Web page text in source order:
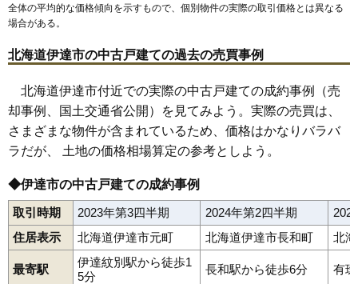
全体の平均的な価格傾向を示すもので、個別物件の実際の取引価格とは異なる
場合がある。
北海道伊達市の中古戸建ての過去の売買事例
北海道伊達市付近での実際の中古戸建ての成約事例（売
却事例、国土交通省公開）を見てみよう。実際の売買は、
さまざまな物件が含まれているため、価格はかなりバラバ
ラだが、 土地の価格相場算定の参考としよう。
◆伊達市の中古戸建ての成約事例
取引時期 2023年第3四半期 2024年第2四半期
住居表示
北海道伊達市元町 北海道伊達市長和町 北
最寄駅
伊達紋別駅から徒歩1
5分
長和駅から徒歩6分 有